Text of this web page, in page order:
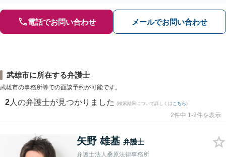
電話でお問い合わせ メールでお問い合わせ
武雄市に所在する弁護士
武雄市の事務所等での面談予約が可能です。
2 人の弁護士が見つかりました (検索結果について詳しくは こちら)
2件中 1-2件を表示
矢野 雄基 弁護士
弁護士法人桑原法律事務所